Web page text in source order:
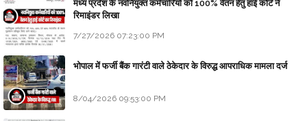
मध्य प्रदेश के नवनियुक्त कर्मचारियों को 100% वेतन हेतु हाई कोर्ट ने
रिमाइंडर लिखा
7/27/2026 07:23:00 PM
भोपाल में फर्जी बैंक गारंटी वाले ठेकेदार के विरुद्ध आपराधिक मामला दर्ज
8/04/2026 09:53:00 PM